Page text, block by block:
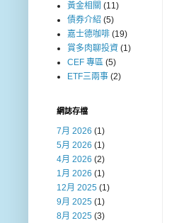
黃金相關 (11)
債券介紹 (5)
嘉士德咖啡 (19)
賞多肉聊投資 (1)
CEF 專區 (5)
ETF三兩事 (2)
網誌存檔
7月 2026 (1)
5月 2026 (1)
4月 2026 (2)
1月 2026 (1)
12月 2025 (1)
9月 2025 (1)
8月 2025 (3)